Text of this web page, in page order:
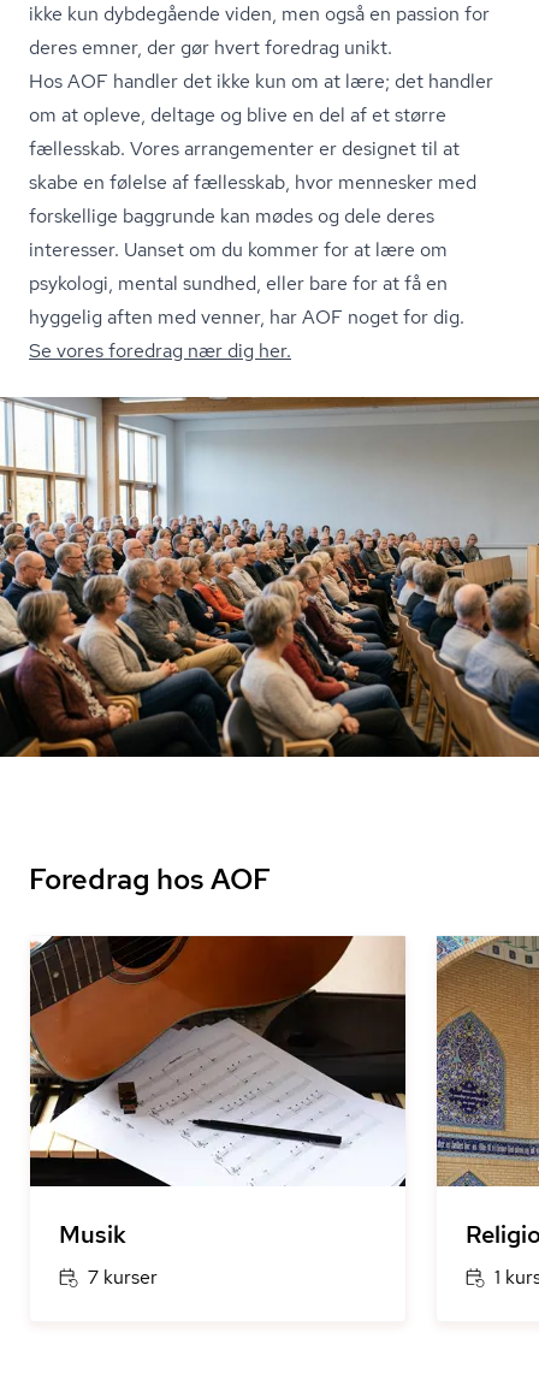
ikke kun dybdegående viden, men også en passion for
deres emner, der gør hvert foredrag unikt.
Hos AOF handler det ikke kun om at lære; det handler
om at opleve, deltage og blive en del af et større
fællesskab. Vores arrangementer er designet til at
skabe en følelse af fællesskab, hvor mennesker med
forskellige baggrunde kan mødes og dele deres
interesser. Uanset om du kommer for at lære om
psykologi, mental sundhed, eller bare for at få en
hyggelig aften med venner, har AOF noget for dig.
Se vores foredrag nær dig her.
Foredrag hos AOF
Musik
7 kurser 1